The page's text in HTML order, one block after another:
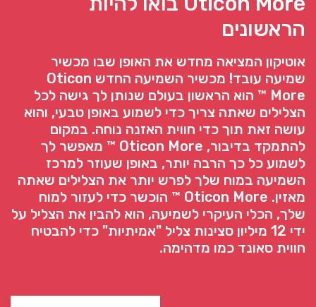
הראשונים
אוטיקון המציאה מחדש את האופן שבו מכשיר
שמיעה עובד! מכשיר השמיעה החדש Oticon
More ™ הוא הראשון בעולם שנותן לך גישה לכל
הצלילים שאתה צריך כדי לשמוע באופן טבעי, והוא
עושה זאת תוך כדי חווית האזנה נוחה. במקום
להתמקד בדיבור, Oticon More ™ מאפשר לך
לשמוע כל כך הרבה יותר, באופן שעוזר למרכז
השמיעה במוח שלך לפרש יותר את הצלילים שאתה
מאזין. Oticon More ™ הוכשר כדי לעזור למוח
שלך, הכלי העיקרי לשמיעה, הוא להבין את הצליל על
ידי 12 מיליון סצינות צליל "אמיתיות" כדי להבטיח
חווית סאונד כמו מדהימה.